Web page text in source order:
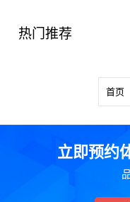
热门推荐
首页
立即预约